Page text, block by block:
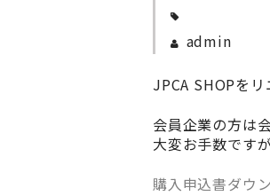
admin
JPCA SHOPを
会員企業の方は
大変お手数です
購入申込書ダウ